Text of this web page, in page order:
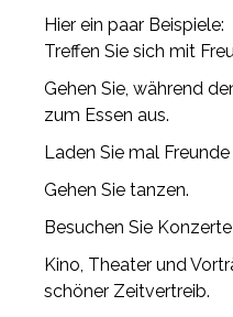
Hier ein paar Beispiele:
Treffen Sie sich mit
Gehen Sie, während
zum Essen aus.
Laden Sie mal
Gehen Sie tanzen.
Besuchen Sie
Kino, Theater und
schöner Zeitvertreib.